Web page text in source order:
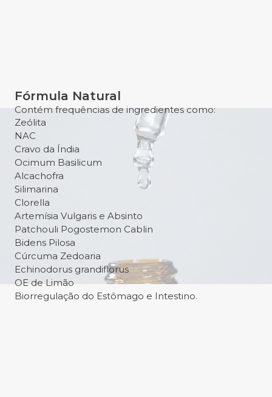
Fórmula Natural
Contém frequências de ingredientes como:
Zeólita
NAC
Cravo da Índia
Ocimum Basilicum
Alcachofra
Silimarina
Clorella
Artemísia Vulgaris e Absinto
Patchouli Pogostemon Cablin
Bidens Pilosa
Cúrcuma Zedoaria
Echinodorus grandiflorus
OE de Limão
Biorregulação do Estômago e Intestino.